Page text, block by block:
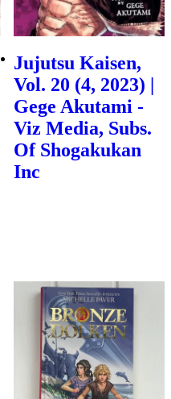
Jujutsu Kaisen,
Vol. 20 (4, 2023) |
Gege Akutami -
Viz Media, Subs.
Of Shogakukan
Inc